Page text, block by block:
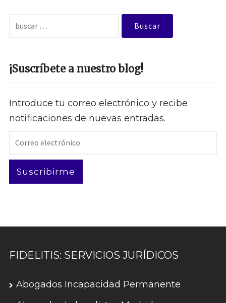
¡Suscríbete a nuestro blog!
Introduce tu correo electrónico y recibe
notificaciones de nuevas entradas.
Correo
Suscribirme
FIDELITIS: SERVICIOS JURÍDICOS
Abogados Incapacidad Permanente